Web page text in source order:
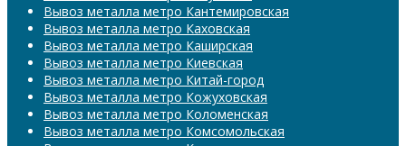
Вывоз металла метро Кантемировская
Вывоз металла метро Каховская
Вывоз металла метро Каширская
Вывоз металла метро Киевская
Вывоз металла метро Китай-город
Вывоз металла метро Кожуховская
Вывоз металла метро Коломенская
Вывоз металла метро Комсомольская